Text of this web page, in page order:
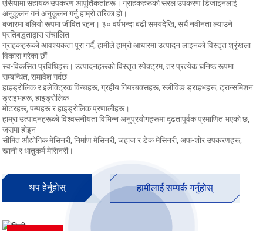
एसियामा सहायक उपकरण आपूर्तिकर्ताहरू। ग्राहकहरूको सरल उपकरण डिजाइनलाई
अनुकूलन गर्न अनुकूलन गर्नु हाम्रो तरिका हो।
बजारमा बलियो रूपमा जीवित रहन। ३० वर्षभन्दा बढी समयदेखि, सधैं नवीनता ल्याउने
प्रतिबद्धताद्वारा संचालित
ग्राहकहरूको आवश्यकता पूरा गर्दै, हामीले हाम्रो आधारमा उत्पादन लाइनको विस्तृत श्रृंखला
विकास गरेका छौं
स्व-विकसित प्रविधिहरू। उत्पादनहरूको विस्तृत स्पेक्ट्रम, तर प्रत्येक घनिष्ठ रूपमा
सम्बन्धित, समावेश गर्दछ
हाइड्रोलिक र इलेक्ट्रिक विन्चहरू, ग्रहीय गियरबक्सहरू, स्लीविङ ड्राइभहरू, ट्रान्समिशन
ड्राइभहरू, हाइड्रोलिक
मोटरहरू, पम्पहरू र हाइड्रोलिक प्रणालीहरू।
हाम्रा उत्पादनहरूको विश्वसनीयता विभिन्न अनुप्रयोगहरूमा दृढतापूर्वक प्रमाणित भएको छ,
जसमा होइन
सीमित औद्योगिक मेसिनरी, निर्माण मेसिनरी, जहाज र डेक मेसिनरी, अफ-शोर उपकरणहरू,
खानी र धातुकर्म मेसिनरी।
थप हेर्नुहोस् हामीलाई सम्पर्क गर्नुहोस्